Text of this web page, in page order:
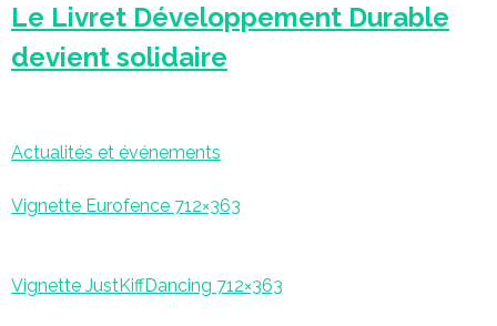
Le Livret Développement Durable
devient solidaire
Actualités et événements
Vignette Eurofence 712×363
Vignette JustKiffDancing 712×363